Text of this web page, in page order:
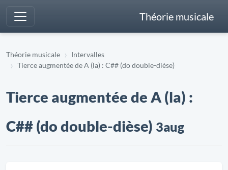
Théorie musicale
Théorie musicale
Intervalles
Tierce augmentée de A (la) : C## (do double-dièse)
Tierce augmentée de A (la) :
C## (do double-dièse) 3aug